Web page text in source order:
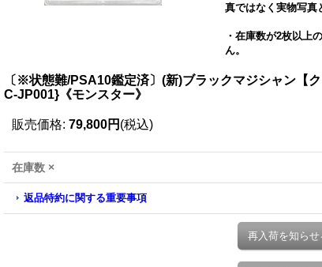
真ではなく実物写真
・在庫数が2枚以上
ん。
〔※状態難/PSA10鑑定済〕(新)ブラックマジシャン【
C-JP001}《モンスター》
販売価格: 79,800円 (税込)
在庫数 ×
返品特約に関する重要事項
再入荷を知らせ